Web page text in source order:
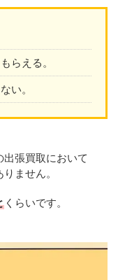
らえる。
い。
張買取において
ません。
くらいです。